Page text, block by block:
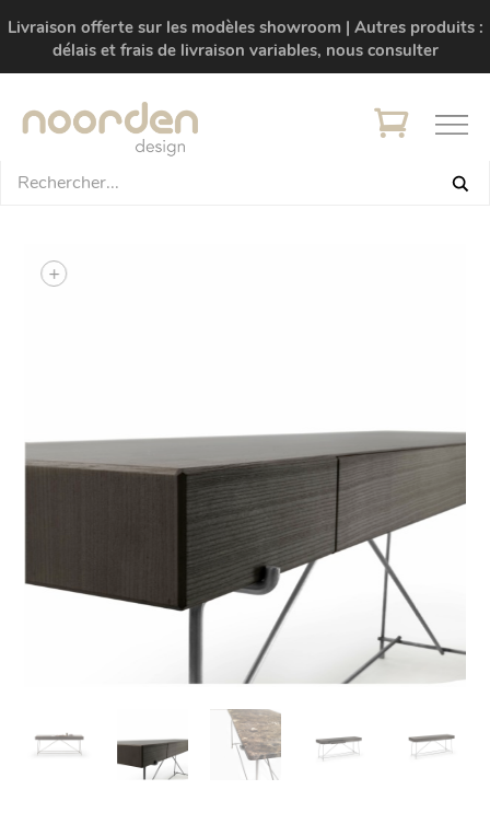
Livraison offerte sur les modèles showroom | Autres produits :
délais et frais de livraison variables, nous consulter
+